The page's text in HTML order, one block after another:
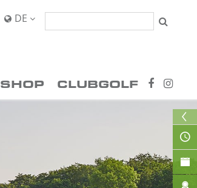
 DE 
SHOP CLUBGOLF